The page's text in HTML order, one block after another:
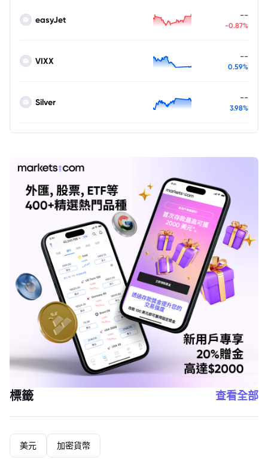
easyJet --
-0.87%
VIXX --
0.59%
Silver --
3.98%
標籤 查看全部
美元 加密貨幣